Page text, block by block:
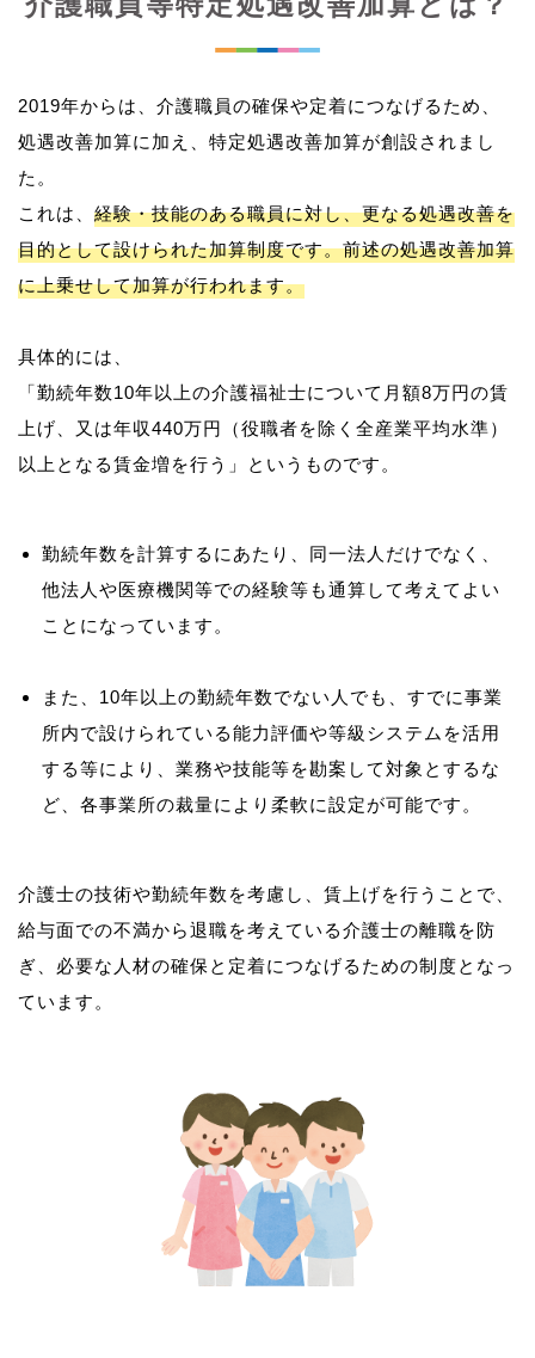
2019年からは、介護職員の確保や定着につなげるため、
処遇改善加算に加え、特定処遇改善加算が創設されまし
た。
これは、 経験・技能のある職員に対し、更なる処遇改善を
目的として設けられた加算制度です。前述の処遇改善加算
に上乗せして加算が行われます。
具体的には、
「勤続年数10年以上の介護福祉士について月額8万円の賃
上げ、又は年収440万円（役職者を除く全産業平均水準）
勤続年数を計算するにあたり、同一法人だけでなく、
他法人や医療機関等での経験等も通算して考えてよい
ことになっています。
また、10年以上の勤続年数でない人でも、すでに事業
所内で設けられている能力評価や等級システムを活用
する等により、業務や技能等を勘案して対象とするな
ど、各事業所の裁量により柔軟に設定が可能です。
介護士の技術や勤続年数を考慮し、賃上げを行うことで、
給与面での不満から退職を考えている介護士の離職を防
ぎ、必要な人材の確保と定着につなげるための制度となっ
ています。